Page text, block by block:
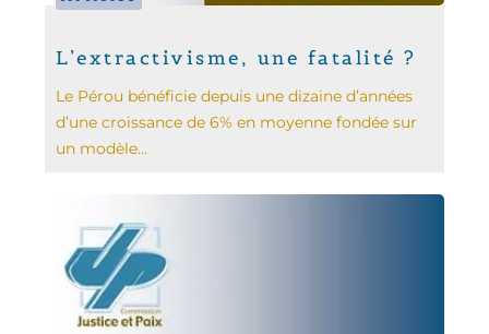
L’extractivisme, une fatalité ?
Le Pérou bénéficie depuis une dizaine d’années
d’une croissance de 6% en moyenne fondée sur
un modèle...